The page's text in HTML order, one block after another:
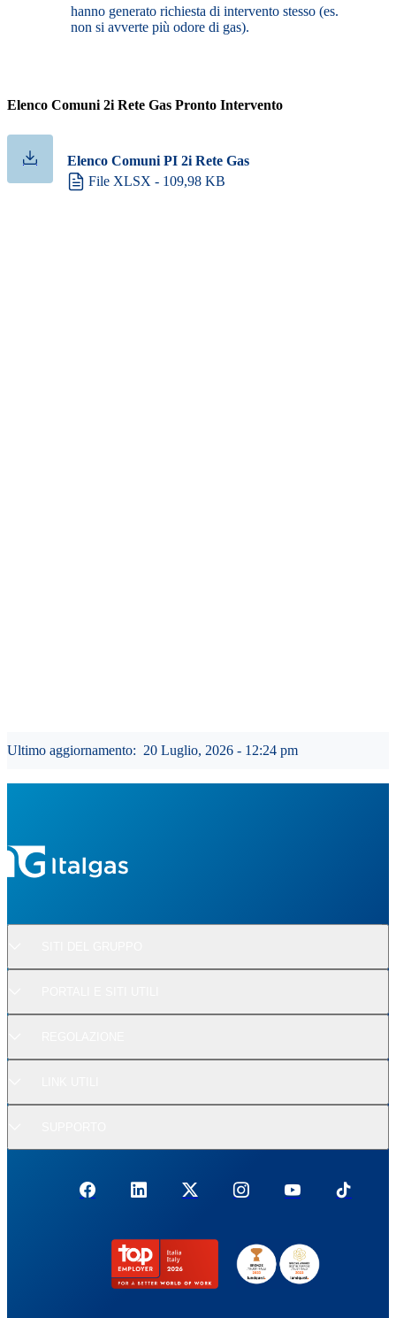
hanno generato richiesta di intervento stesso (es.
non si avverte più odore di gas).
Elenco Comuni 2i Rete Gas Pronto Intervento
Elenco Comuni PI 2i Rete Gas
File XLSX - 109,98 KB
Ultimo aggiornamento: 20 Luglio, 2026 - 12:24 pm